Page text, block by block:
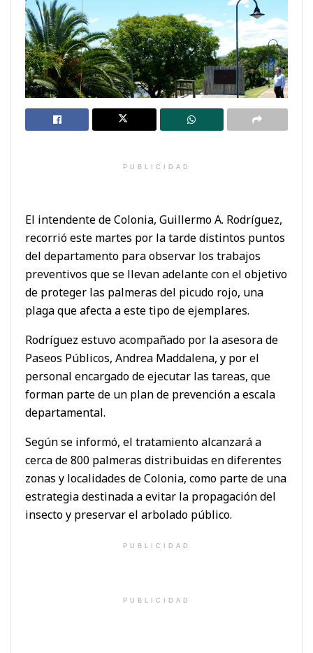
PUBLICIDAD
El intendente de Colonia, Guillermo A. Rodríguez,
recorrió este martes por la tarde distintos puntos
del departamento para observar los trabajos
preventivos que se llevan adelante con el objetivo
de proteger las palmeras del picudo rojo, una
plaga que afecta a este tipo de ejemplares.
Rodríguez estuvo acompañado por la asesora de
Paseos Públicos, Andrea Maddalena, y por el
personal encargado de ejecutar las tareas, que
forman parte de un plan de prevención a escala
departamental.
Según se informó, el tratamiento alcanzará a
cerca de 800 palmeras distribuidas en diferentes
zonas y localidades de Colonia, como parte de una
estrategia destinada a evitar la propagación del
insecto y preservar el arbolado público.
PUBLICIDAD
PUBLICIDAD